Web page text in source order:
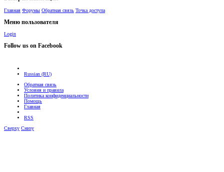
Главная Форумы Обратная связь Точка доступа
Меню пользователя
Login
Follow us on Facebook
Russian (RU)
Обратная связь
Условия и правила
Политика конфиденциальности
Помощь
Главная
RSS
Сверху Снизу